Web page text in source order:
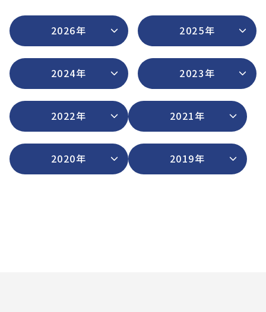
2026年 2025年
2024年 2023年
2022年 2021年
2020年 2019年